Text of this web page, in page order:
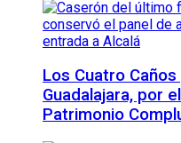
Los Cuatro
Guadalajara, por
Patrimonio